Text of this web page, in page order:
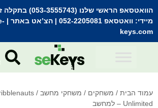
הוואטסאפ הראשי שלנו (053-3555743) בתקלה זמנית
מיידי: וואטסאפ 052-2205081 | הצ’אט באתר |
keys.com
עמוד הבית / משחקים / משחקי מחשב /
Unlimited – למחשב